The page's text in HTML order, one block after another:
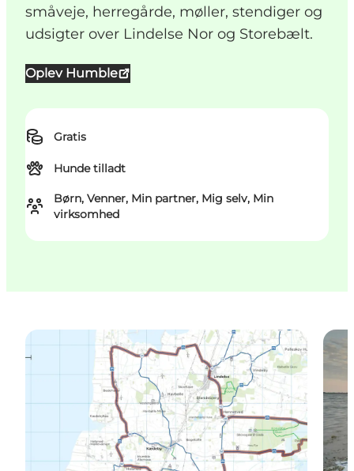
småveje, herregårde, møller, stendiger og
udsigter over Lindelse Nor og Storebælt.
Oplev Humble
Gratis
Hunde tilladt
Børn, Venner, Min partner, Mig selv, Min
virksomhed